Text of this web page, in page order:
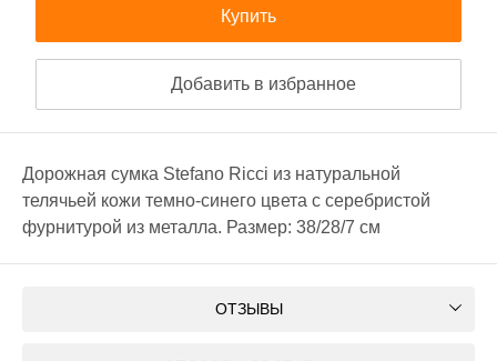
Купить
Добавить в избранное
Дорожная сумка Stefano Ricci из натуральной
телячьей кожи темно-синего цвета с серебристой
фурнитурой из металла. Размер: 38/28/7 см
ОТЗЫВЫ